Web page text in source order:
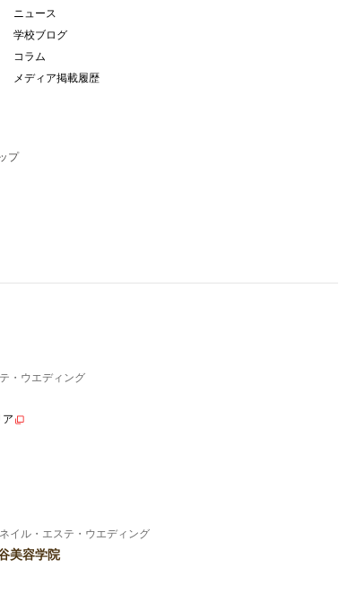
ニュース
学校ブログ
コラム
メディア掲載履歴
プ
・ウエディング
ア
イル・エステ・ウエディング
美容学院